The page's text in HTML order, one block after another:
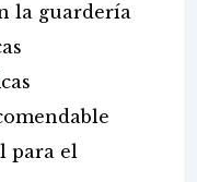
la guardería
para el